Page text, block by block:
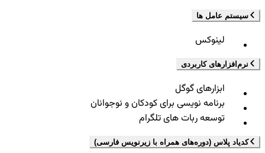
سیستم عامل ها
لینوکس
نرم‌افزارهای کاربردی
ابزارهای گوگل
برنامه نویسی برای کودکان و نوجوانان
توسعه ربات های تلگرام
کدیاد پلاس (دوره‌های همراه با زیرنویس فارسی)